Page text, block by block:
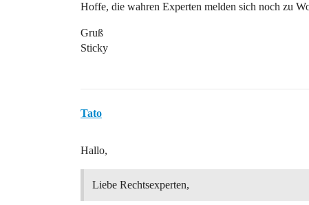
Hoffe, die wahren Experten melden sich noch zu
Gruß
Sticky
Tato
Hallo,
Liebe Rechtsexperten,